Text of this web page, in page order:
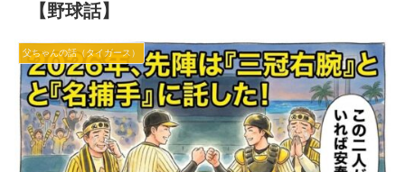
【野球話】
父ちゃんの話（タイガース）